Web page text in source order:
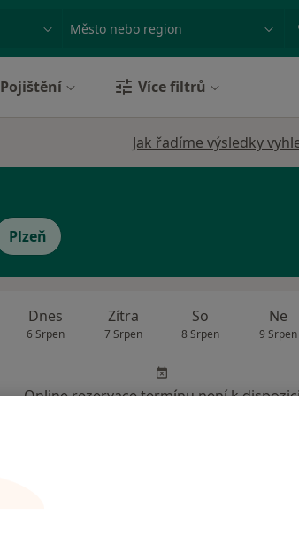
Město nebo region
Pojištění Více filtrů
Jak řadíme výsledky
Plzeň
Dnes
6 Srpen
Zítra
7 Srpen
So
8 Srpen
Ne
9 Srpen
Online rezervace termínu není k